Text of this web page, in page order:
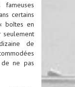
fameuses
certains
boîtes en
seulement
de
ne pas